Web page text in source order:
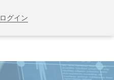
ログイン